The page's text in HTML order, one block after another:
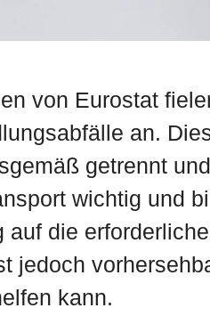
von Eurostat
an.
getrennt
wichtig und
auf die
jedoch
kann.